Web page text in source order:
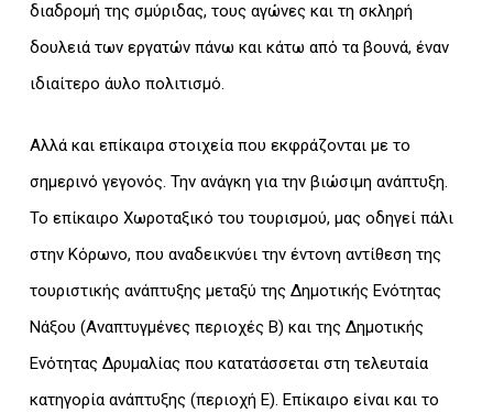
διαδρομή της σμύριδας, τους αγώνες και τη σκληρή
δουλειά των εργατών πάνω και κάτω από τα βουνά, έναν
ιδιαίτερο άυλο πολιτισμό.
Αλλά και επίκαιρα στοιχεία που εκφράζονται με το
σημερινό γεγονός. Την ανάγκη για την βιώσιμη ανάπτυξη.
Το επίκαιρο Χωροταξικό του τουρισμού, μας οδηγεί πάλι
στην Κόρωνο, που αναδεικνύει την έντονη αντίθεση της
τουριστικής ανάπτυξης μεταξύ της Δημοτικής Ενότητας
Νάξου (Αναπτυγμένες περιοχές Β) και της Δημοτικής
Ενότητας Δρυμαλίας που κατατάσσεται στη τελευταία
κατηγορία ανάπτυξης (περιοχή Ε). Επίκαιρο είναι και το